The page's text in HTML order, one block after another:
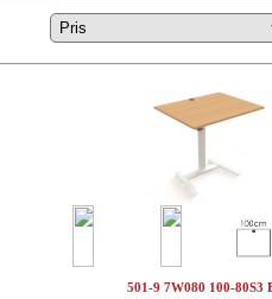
501-9 7W080 100-80S3